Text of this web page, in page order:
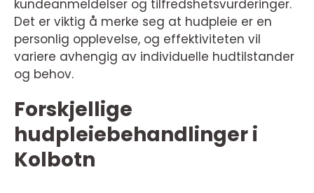
kundeanmeldelser og tilfredshetsvurderinger.
Det er viktig å merke seg at hudpleie er en
personlig opplevelse, og effektiviteten vil
variere avhengig av individuelle hudtilstander
og behov.
Forskjellige
hudpleiebehandlinger i
Kolbotn